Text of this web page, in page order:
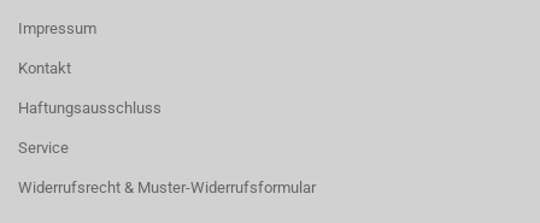
Impressum
Kontakt
Haftungsausschluss
Service
Widerrufsrecht & Muster-Widerrufsformular